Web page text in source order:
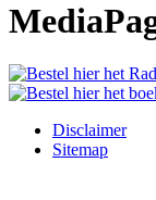
Disclaimer
Sitemap